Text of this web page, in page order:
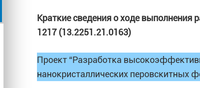
Краткие сведения о ходе
1217 (13.2251.21.0163)
Проект “Разработка
нанокристаллических перовскитных